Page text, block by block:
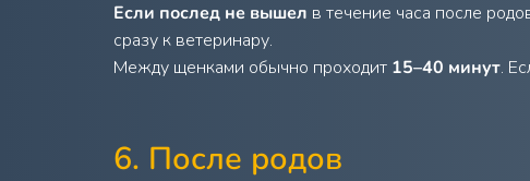
Если послед не вышел в течение часа после
сразу к ветеринару.
Между щенками обычно проходит 15–40 минут.
6. После родов